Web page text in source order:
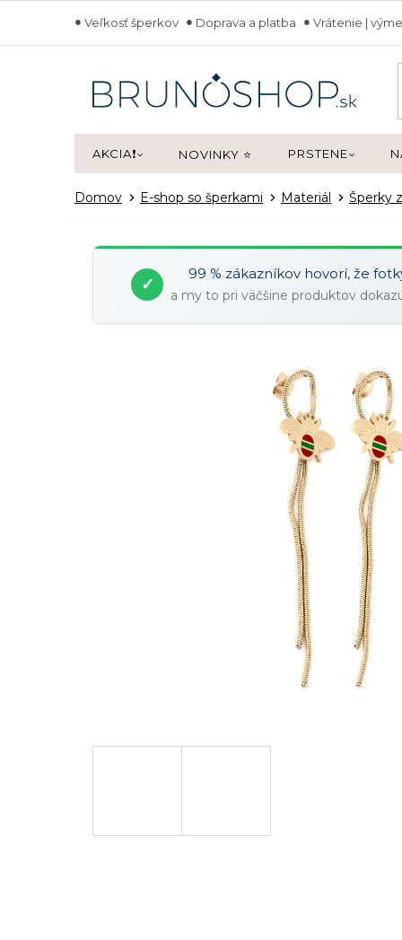
obsah
Veľkosť šperkov Doprava a platba Vrátenie |
AKCIA❗ NOVINKY ⭐ PRSTENE
Domov E-shop so šperkami Materiál Šperky
✓
99 % zákazníkov hovorí, že
a my to pri väčšine produktov